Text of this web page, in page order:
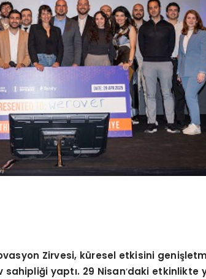
Zirvesi, küresel etkisini
sahipliği yaptı. 29 Nisan’daki etkinlikte